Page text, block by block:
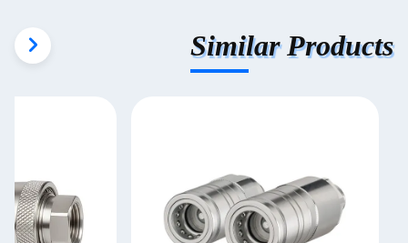
Similar Products